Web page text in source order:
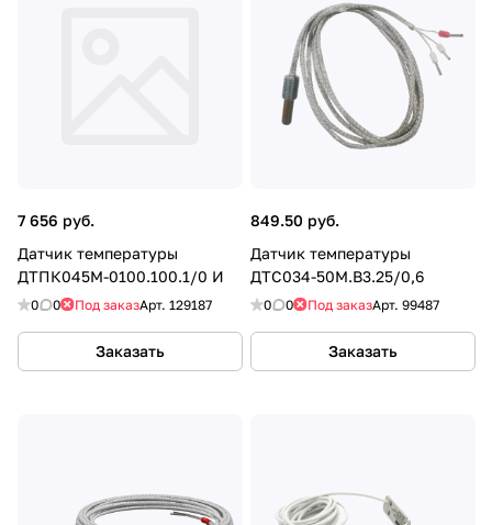
7 656 руб.
Датчик температуры
ДТПК045М-0100.100.1/0 И
0 0 Под заказАрт. 129187
Заказать
849.50 руб.
Датчик температуры
ДТС034-50М.В3.25/0,6
0 0 Под заказАрт. 99487
Заказать